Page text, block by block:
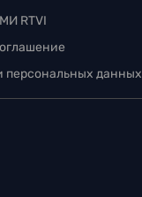
RTVI
персональных данных